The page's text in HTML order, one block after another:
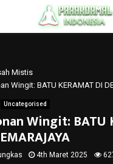
Mistis
Wingit: BATU KERAMAT DI
Uncategorised
Wingit: BATU
4th Maret 2025